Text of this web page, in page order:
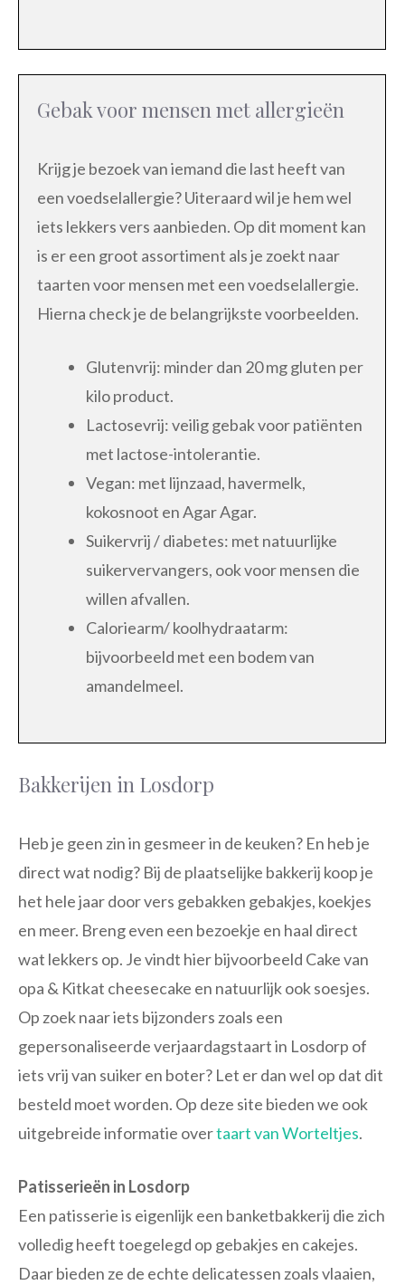
Gebak voor mensen met allergieën
Krijg je bezoek van iemand die last heeft van
een voedselallergie? Uiteraard wil je hem wel
iets lekkers vers aanbieden. Op dit moment kan
is er een groot assortiment als je zoekt naar
taarten voor mensen met een voedselallergie.
Hierna check je de belangrijkste voorbeelden.
Glutenvrij: minder dan 20 mg gluten per
kilo product.
Lactosevrij: veilig gebak voor patiënten
met lactose-intolerantie.
Vegan: met lijnzaad, havermelk,
kokosnoot en Agar Agar.
Suikervrij / diabetes: met natuurlijke
suikervervangers, ook voor mensen die
willen afvallen.
Caloriearm/ koolhydraatarm:
bijvoorbeeld met een bodem van
amandelmeel.
Bakkerijen in Losdorp
Heb je geen zin in gesmeer in de keuken? En heb je
direct wat nodig? Bij de plaatselijke bakkerij koop je
het hele jaar door vers gebakken gebakjes, koekjes
en meer. Breng even een bezoekje en haal direct
wat lekkers op. Je vindt hier bijvoorbeeld Cake van
opa & Kitkat cheesecake en natuurlijk ook soesjes.
Op zoek naar iets bijzonders zoals een
gepersonaliseerde verjaardagstaart in Losdorp of
iets vrij van suiker en boter? Let er dan wel op dat dit
besteld moet worden. Op deze site bieden we ook
uitgebreide informatie overtaart van Worteltjes.
Patisserieën in Losdorp
Een patisserie is eigenlijk een banketbakkerij die zich
volledig heeft toegelegd op gebakjes en cakejes.
Daar bieden ze de echte delicatessen zoals vlaaien,